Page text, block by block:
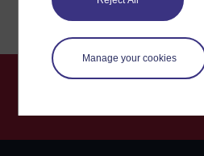
Manage your cookies